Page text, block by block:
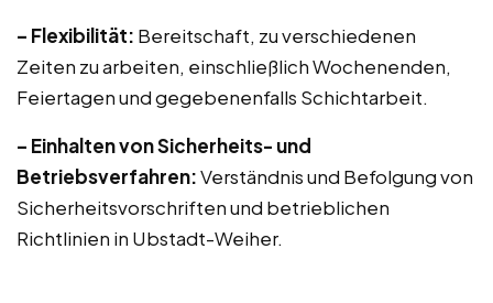
– Flexibilität: Bereitschaft, zu verschiedenen
Zeiten zu arbeiten, einschließlich Wochenenden,
Feiertagen und gegebenenfalls Schichtarbeit.
– Einhalten von Sicherheits- und
Betriebsverfahren:Verständnis und Befolgung von
Sicherheitsvorschriften und betrieblichen
Richtlinien in Ubstadt-Weiher.